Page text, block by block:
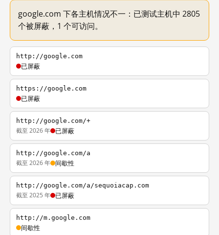
google.com 下各主机情况不一：已测试主机中 2805
个被屏蔽，1 个可访问。
http://google.com
已屏蔽
https://google.com
已屏蔽
http://google.com/+
截至 2026 年 已屏蔽
http://google.com/a
截至 2026 年 间歇性
http://google.com/a/sequoiacap.com
截至 2025 年 已屏蔽
http://m.google.com
间歇性